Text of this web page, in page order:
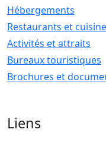
Hébergements
Restaurants et
Activités et attraits
Bureaux touristiques
Brochures et
Liens